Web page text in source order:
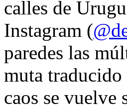
calles de
Instagram (
paredes las
muta traducido
caos se vuelve